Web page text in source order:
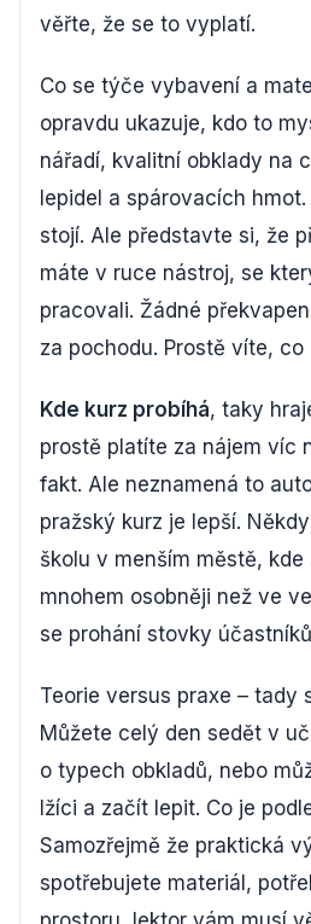
věřte, že se to vyplatí.
Co se týče vybavení a
opravdu ukazuje, kdo to
nářadí, kvalitní obklady na
lepidel a spárovacích
stojí. Ale představte si, že
máte v ruce nástroj, se
pracovali. Žádné
za pochodu. Prostě víte, co
Kde kurz probíhá, taky
prostě platíte za nájem víc
fakt. Ale neznamená to
pražský kurz je lepší.
školu v menším městě,
mnohem osobněji než ve
se prohání stovky
Teorie versus praxe – tady
Můžete celý den sedět v
o typech obkladů, nebo
lžíci a začít lepit. Co je
Samozřejmě že praktická
spotřebujete materiál,